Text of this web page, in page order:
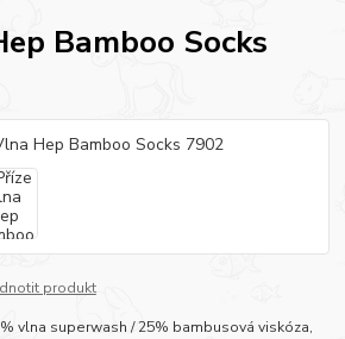
Bamboo Socks
produkt
vlna superwash / 25% bambusová viskóza,